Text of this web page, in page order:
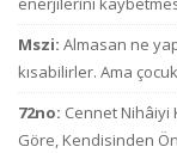
Mszi: Almasan ne
kısabilirler. Ama
72no: Cennet Nihâiyi
Göre, Kendisinden